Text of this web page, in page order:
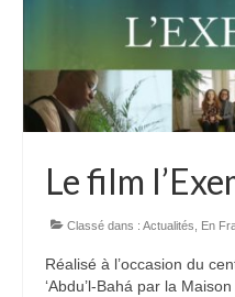
Le film
Classé dans : Actualités En
Réalisé à l’occasion du
‘Abdu’l-Bahá par la